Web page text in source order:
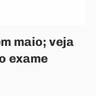
maio; veja
exame